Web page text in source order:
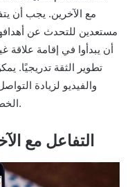
مع الآخرين. يجب أن
مستعدين للتحدث عن
أن يبدأوا في إقامة
تطوير الثقة تدريجيًا.
والفيديو لزيادة
الخطوات يساهم في بناء ثقة قوية بين الأفراد.
التفاعل مع